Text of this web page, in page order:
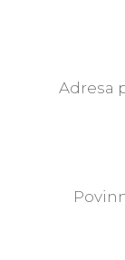
Adresa